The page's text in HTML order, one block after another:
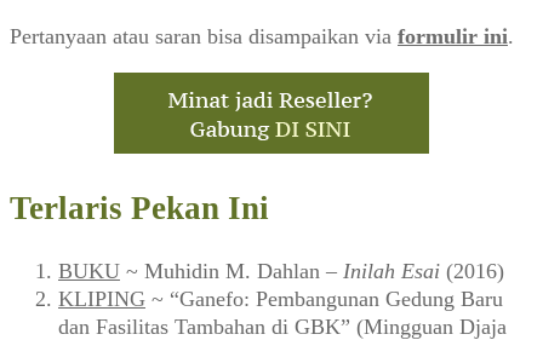
Pertanyaan atau saran bisa disampaikan via formulir ini.
Terlaris Pekan Ini
BUKU ~ Muhidin M. Dahlan – Inilah Esai (2016)
KLIPING ~ “Ganefo: Pembangunan Gedung Baru
dan Fasilitas Tambahan di GBK” (Mingguan Djaja